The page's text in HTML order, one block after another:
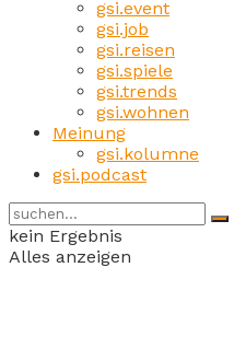
gsi.event
gsi.job
gsi.reisen
gsi.spiele
gsi.trends
gsi.wohnen
Meinung
gsi.kolumne
gsi.podcast
kein Ergebnis
Alles anzeigen